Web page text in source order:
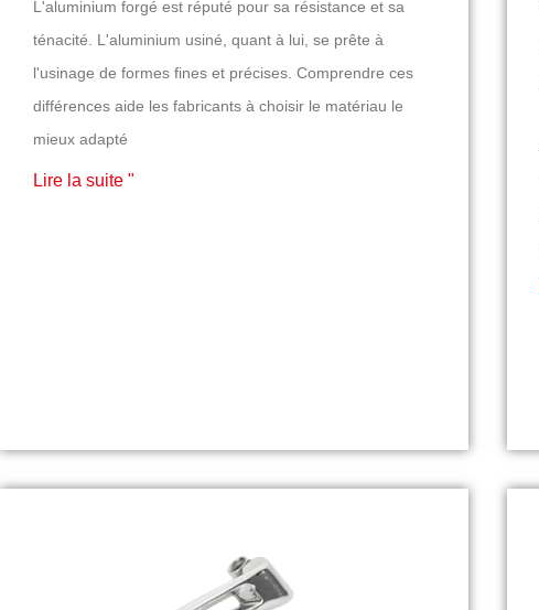
L'aluminium forgé est réputé pour sa résistance et sa
ténacité. L'aluminium usiné, quant à lui, se prête à
l'usinage de formes fines et précises. Comprendre ces
différences aide les fabricants à choisir le matériau le
mieux adapté
Lire la suite "